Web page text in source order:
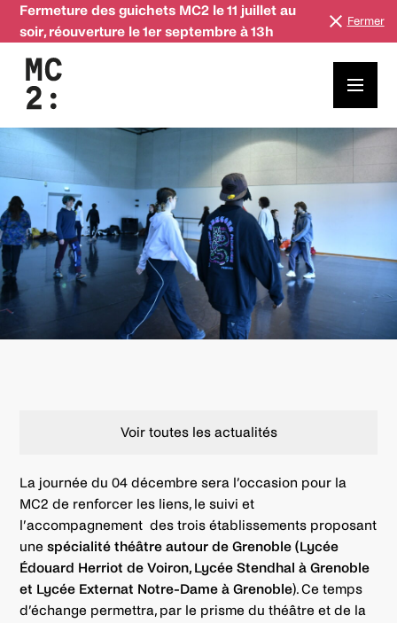
Fermeture des guichets MC2 le 11 juillet au
soir, réouverture le 1er septembre à 13h
Fermer
MC2 lundi prochain
Voir toutes les actualités
La journée du 04 décembre sera l’occasion pour la
MC2 de renforcer les liens, le suivi et
l’accompagnement des trois établissements proposant
unespécialité théâtre autour de Grenoble (Lycée
Édouard Herriot de Voiron, Lycée Stendhal à Grenoble
et Lycée Externat Notre-Dame à Grenoble). Ce temps
d’échange permettra, par le prisme du théâtre et de la